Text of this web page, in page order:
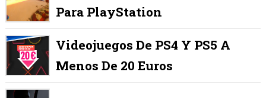
Para PlayStation
Videojuegos De PS4 Y PS5 A
Menos De 20 Euros